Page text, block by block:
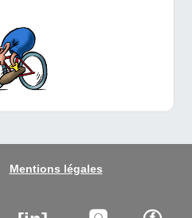
Mentions légales